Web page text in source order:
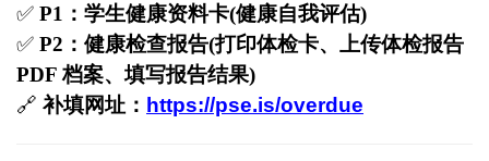
✅ P1 ：学生健康资料卡(健康自我评估)
✅ P2 ：健康检查报告(打印体检卡、上传体检报告
PDF档案、填写报告结果)
🔗 补填网址： https://pse.is/overdue